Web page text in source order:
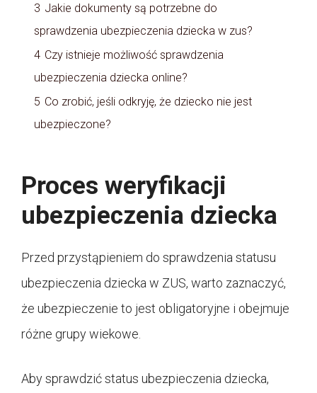
3 Jakie dokumenty są potrzebne do
sprawdzenia ubezpieczenia dziecka w zus?
4 Czy istnieje możliwość sprawdzenia
ubezpieczenia dziecka online?
5 Co zrobić, jeśli odkryję, że dziecko nie jest
ubezpieczone?
Proces weryfikacji
ubezpieczenia dziecka
Przed przystąpieniem do sprawdzenia statusu
ubezpieczenia dziecka w ZUS, warto zaznaczyć,
że ubezpieczenie to jest obligatoryjne i obejmuje
różne grupy wiekowe.
Aby sprawdzić status ubezpieczenia dziecka,